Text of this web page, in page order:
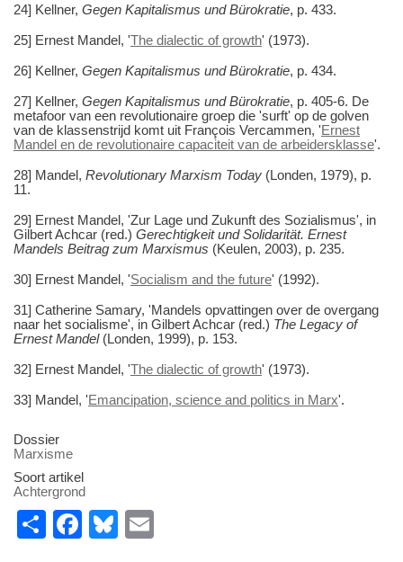
24] Kellner, Gegen Kapitalismus und Bürokratie, p. 433.
25] Ernest Mandel, 'The dialectic of growth' (1973).
26] Kellner, Gegen Kapitalismus und Bürokratie, p. 434.
27] Kellner, Gegen Kapitalismus und Bürokratie, p. 405-6. De
metafoor van een revolutionaire groep die 'surft' op de golven
van de klassenstrijd komt uit François Vercammen, 'Ernest
Mandel en de revolutionaire capaciteit van de arbeidersklasse'.
28] Mandel, Revolutionary Marxism Today (Londen, 1979), p.
11.
29] Ernest Mandel, 'Zur Lage und Zukunft des Sozialismus', in
Gilbert Achcar (red.) Gerechtigkeit und Solidarität. Ernest
Mandels Beitrag zum Marxismus (Keulen, 2003), p. 235.
30] Ernest Mandel, 'Socialism and the future' (1992).
31] Catherine Samary, 'Mandels opvattingen over de overgang
naar het socialisme', in Gilbert Achcar (red.) The Legacy of
Ernest Mandel(Londen, 1999), p. 153.
32] Ernest Mandel, 'The dialectic of growth' (1973).
33] Mandel, 'Emancipation, science and politics in Marx'.
Dossier
Marxisme
Soort artikel
Achtergrond
S
F
Bl